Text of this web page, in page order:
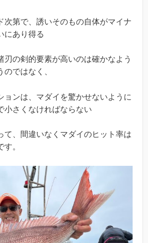
第で、誘いそのもの自体がマイナ
にあり得る
刃の剣的要素が高いのは確かなよう
ではなく、
ンは、マダイを驚かせないように
小さくなければならない
て、間違いなくマダイのヒット率は
。